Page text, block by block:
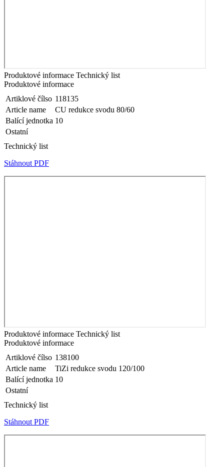
Produktové informace Technický list
Produktové informace
Artiklové čílso 118135
Article name
CU redukce svodu 80/60
Balící jednotka 10
Ostatní
Technický list
Stáhnout PDF
Produktové informace Technický list
Produktové informace
Artiklové čílso 138100
Article name
TiZi redukce svodu 120/100
Balící jednotka 10
Ostatní
Technický list
Stáhnout PDF